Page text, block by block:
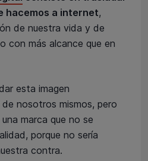
hacemos a internet,
de nuestra vida y de
con más alcance que en
esta imagen
nosotros mismos, pero
marca que no se
porque no sería
contra.